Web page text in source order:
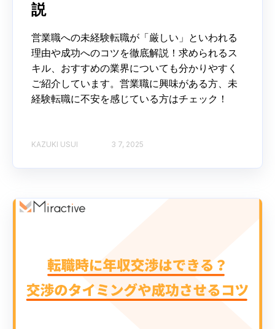
説
営業職への未経験転職が「厳しい」といわれる
理由や成功へのコツを徹底解説！求められるス
キル、おすすめの業界についても分かりやすく
ご紹介しています。営業職に興味がある方、未
経験転職に不安を感じている方はチェック！
KAZUKI USUI 3 7, 2025